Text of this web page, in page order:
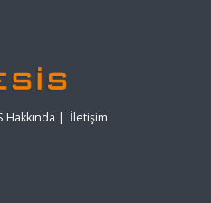
Hakkında | İletişim